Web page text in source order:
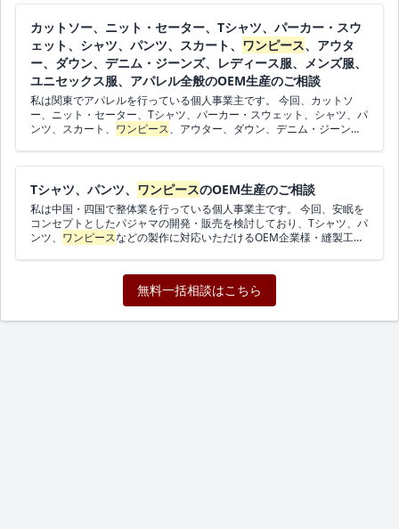
カットソー、ニット・セーター、Tシャツ、パーカー・スウ
ェット、シャツ、パンツ、スカート、 ワンピース、アウタ
ー、ダウン、デニム・ジーンズ、レディース服、メンズ服、
ユニセックス服、アパレル全般のOEM生産のご相談
私は関東でアパレルを行っている個人事業主です。 今回、カットソ
ー、ニット・セーター、Tシャツ、パーカー・スウェット、シャツ、パ
ンツ、スカート、 ワンピース、アウター、ダウン、デニム・ジーン
定、予算は50万円以内、スケジュールはできるだけ早く進めたいで
す。 オンラインで打ち合わせができればエリアは問いません。 ご連絡
お待ちしております。
Tシャツ、パンツ、 ワンピースのOEM生産のご相談
私は中国・四国で整体業を行っている個人事業主です。 今回、安眠を
コンセプトとしたパジャマの開発・販売を検討しており、Tシャツ、パ
ンツ、 ワンピースなどの製作に対応いただけるOEM企業様・縫製工場
ます。 ご連絡お待ちしております。
無料一括相談はこちら